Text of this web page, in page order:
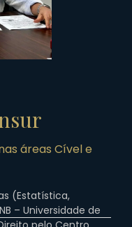
áreas Cível e
(Estatística,
– Universidade de